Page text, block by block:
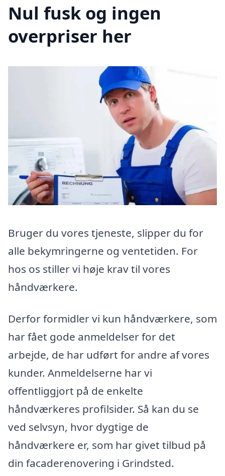
Nul fusk og ingen
overpriser her
Bruger du vores tjeneste, slipper du for
alle bekymringerne og ventetiden. For
hos os stiller vi høje krav til vores
håndværkere.
Derfor formidler vi kun håndværkere, som
har fået gode anmeldelser for det
arbejde, de har udført for andre af vores
kunder. Anmeldelserne har vi
offentliggjort på de enkelte
håndværkeres profilsider. Så kan du se
ved selvsyn, hvor dygtige de
håndværkere er, som har givet tilbud på
din facaderenovering i Grindsted.